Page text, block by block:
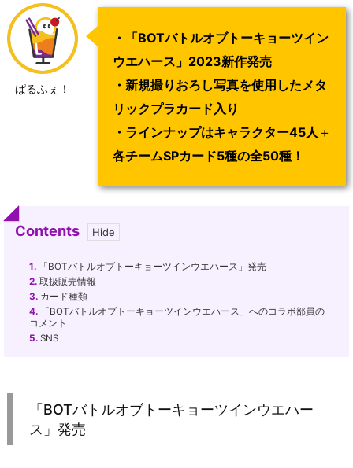
ぱるふぇ！
・「BOTバトルオブトーキョーツイン
ウエハース」2023新作発売
・新規撮りおろし写真を使用したメタ
リックプラカード入り
・ ラインナップはキャラクター45人 ＋
各チームSPカード5種の全50種！
Contents
1. 「BOTバトルオブトーキョーツインウエハース」発売
2. 取扱販売情報
3. カード種類
4. 「BOTバトルオブトーキョーツインウエハース」へのコラボ部員の
コメント
5. SNS
「BOTバトルオブトーキョーツインウエハー
ス」発売